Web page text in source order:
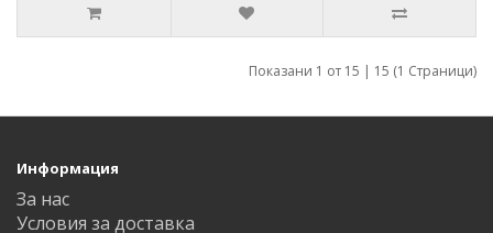
Показани 1 от 15 | 15 (1 Страници)
Информация
За нас
Условия за доставка